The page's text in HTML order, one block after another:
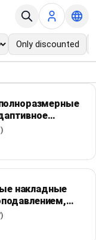
Only discounted
накладные
часов